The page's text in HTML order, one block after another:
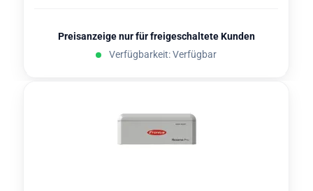
Preisanzeige nur für freigeschaltete Kunden
Verfügbarkeit: Verfügbar